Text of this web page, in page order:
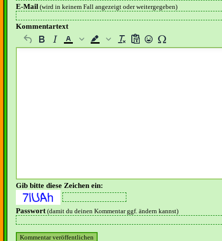
E-Mail (wird in keinem Fall angezeigt oder weitergegeben)
Kommentartext
Gib bitte diese Zeichen ein:
Passwort (damit du deinen Kommentar ggf. ändern kannst)